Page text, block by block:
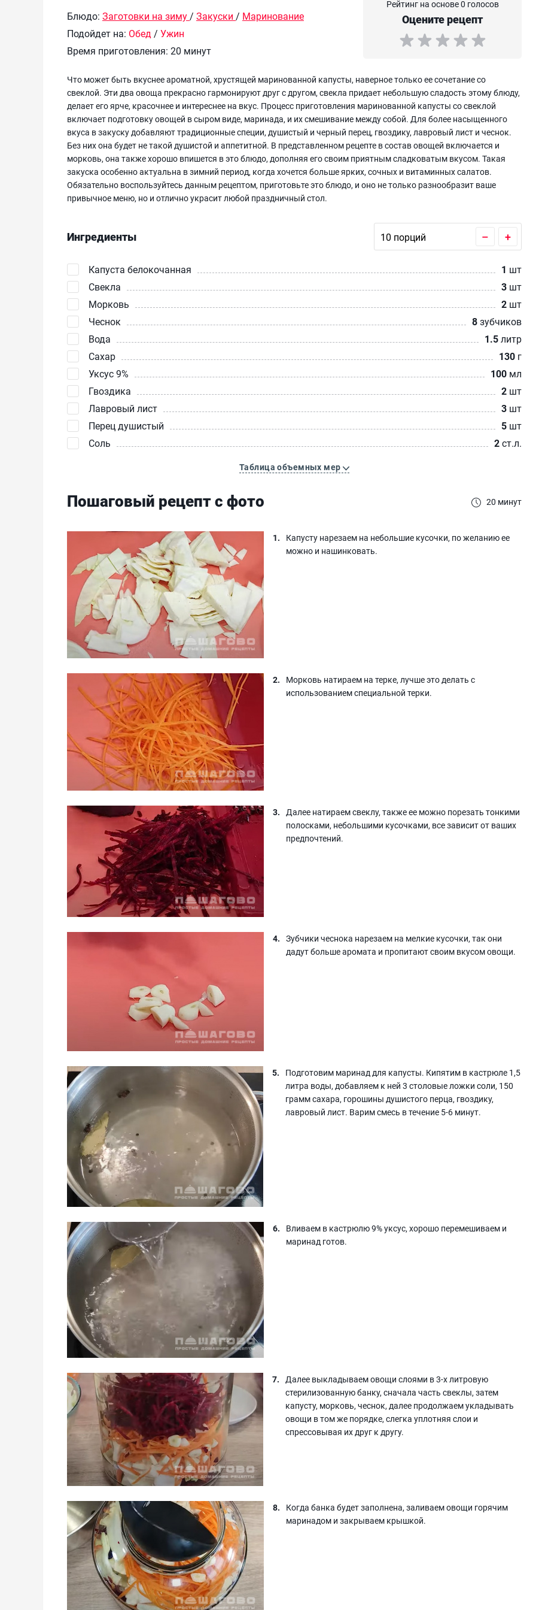
Блюдо: Заготовки на зиму/ Закуски / Маринование
Подойдет на: Обед/ Ужин
Время приготовления: 20 минут
Рейтинг на основе 0 голосов
Оцените рецепт
Что может быть вкуснее ароматной, хрустящей маринованной капусты, наверное только ее сочетание со
свеклой. Эти два овоща прекрасно гармонируют друг с другом, свекла придает небольшую сладость этому блюду,
делает его ярче, красочнее и интереснее на вкус. Процесс приготовления маринованной капусты со свеклой
включает подготовку овощей в сыром виде, маринада, и их смешивание между собой. Для более насыщенного
вкуса в закуску добавляют традиционные специи, душистый и черный перец, гвоздику, лавровый лист и чеснок.
Без них она будет не такой душистой и аппетитной. В представленном рецепте в состав овощей включается и
морковь, она также хорошо впишется в это блюдо, дополняя его своим приятным сладковатым вкусом. Такая
закуска особенно актуальна в зимний период, когда хочется больше ярких, сочных и витаминных салатов.
Обязательно воспользуйтесь данным рецептом, приготовьте это блюдо, и оно не только разнообразит ваше
привычное меню, но и отлично украсит любой праздничный стол.
Ингредиенты – +
Капуста белокочанная 1 шт
Свекла
3 шт
Морковь
2 шт
Чеснок
8зубчиков
Вода
1.5литр
Сахар
130 г
Уксус 9%
100 мл
Гвоздика
2 шт
Лавровый лист
3 шт
Перец душистый
5 шт
Соль
2ст.л.
Таблица объемных мер
Пошаговый рецепт с фото 20 минут
Капусту нарезаем на небольшие кусочки, по желанию ее
можно и нашинковать.
Морковь натираем на терке, лучше это делать с
использованием специальной терки.
Далее натираем свеклу, также ее можно порезать тонкими
полосками, небольшими кусочками, все зависит от ваших
предпочтений.
Зубчики чеснока нарезаем на мелкие кусочки, так они
дадут больше аромата и пропитают своим вкусом овощи.
Подготовим маринад для капусты. Кипятим в кастрюле 1,5
литра воды, добавляем к ней 3 столовые ложки соли, 150
грамм сахара, горошины душистого перца, гвоздику,
лавровый лист. Варим смесь в течение 5-6 минут.
Вливаем в кастрюлю 9% уксус, хорошо перемешиваем и
маринад готов.
Далее выкладываем овощи слоями в 3-х литровую
стерилизованную банку, сначала часть свеклы, затем
капусту, морковь, чеснок, далее продолжаем укладывать
овощи в том же порядке, слегка уплотняя слои и
спрессовывая их друг к другу.
Когда банка будет заполнена, заливаем овощи горячим
маринадом и закрываем крышкой.